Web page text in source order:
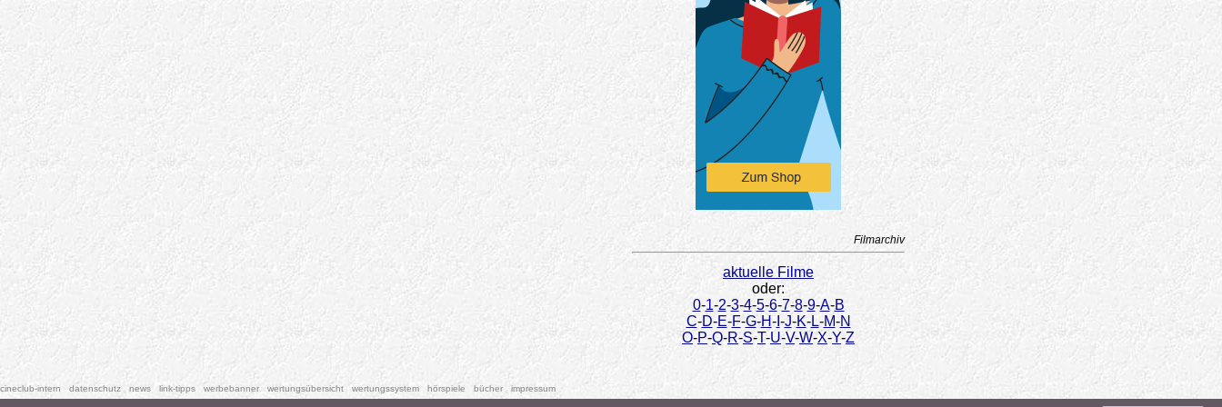
Filmarchiv
aktuelle Filme
oder:
0-1-2-3-4-5-6-7-8-9-A-B
C-D-E-F-G-H-I -J-K-L-M-N
O-P-Q-R-S-T-U-V-W-X-Y-Z
cineclub-intern datenschutz news link-tipps werbebanner wertungsübersicht wertungssystem hörspiele bücher impressum